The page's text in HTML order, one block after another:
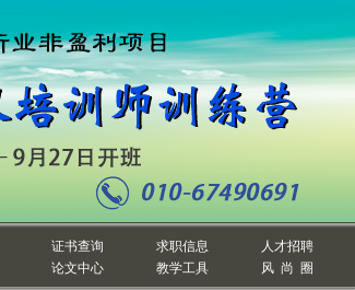
证书查询 求职信息
人才招聘
论文中心 教学工具 风 尚 圈